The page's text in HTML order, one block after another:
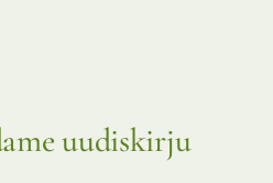
uudiskirju